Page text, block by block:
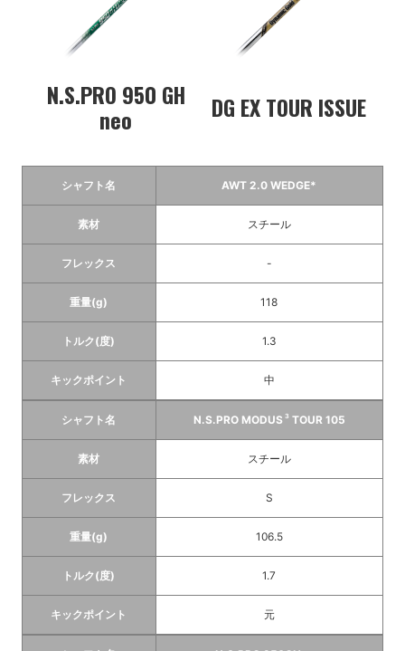
N.S.PRO 950 GH
neo
DG EX TOUR ISSUE
シャフト名 AWT 2.0 WEDGE*
素材 スチール
フレックス -
重量(g) 118
トルク(度) 1.3
キックポイント 中
シャフト名 N.S.PRO MODUS 3 TOUR 105
素材 スチール
フレックス S
重量(g) 106.5
トルク(度) 1.7
キックポイント 元